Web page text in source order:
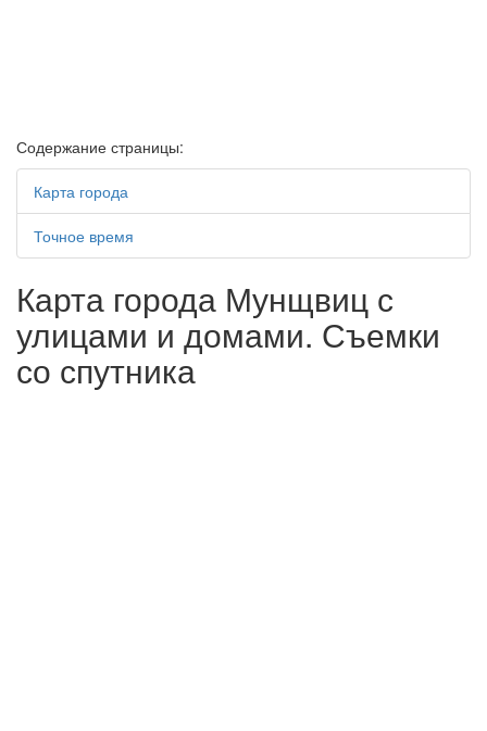
Содержание страницы:
Карта города
Точное время
Карта города Мунщвиц с
улицами и домами. Съемки
со спутника